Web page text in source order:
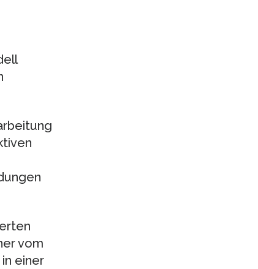
vom
einer